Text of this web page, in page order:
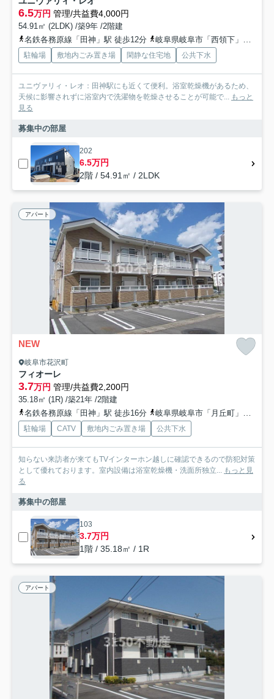
6.5万円 管理/共益費4,000円
54.91㎡ (2LDK) /築9年 /2階建
名鉄各務原線「田神」駅 徒歩12分
岐阜県岐阜市「西領下」バス停下車 徒歩4分
駐輪場 敷地内ごみ置き場 閑静な住宅地 公共下水
ユニヴァリィ・レオ：田神駅にも近くて便利。浴室乾燥機があるため、
天候に影響されずに浴室内で洗濯物を乾燥させることが可能で... もっと
見る
募集中の部屋
202
6.5万円
2階 / 54.91㎡ / 2LDK
アパート
NEW
岐阜市花沢町
フィオーレ
3.7万円 管理/共益費2,200円
35.18㎡ (1R) /築21年 /2階建
名鉄各務原線「田神」駅 徒歩16分
岐阜県岐阜市「月丘町」バス停下車 徒歩2分
駐輪場 CATV 敷地内ごみ置き場 公共下水
知らない来訪者が来てもTVインターホン越しに確認できるので防犯対策
として優れております。室内設備は浴室乾燥機・洗面所独立... もっと見
る
募集中の部屋
103
3.7万円
1階 / 35.18㎡ / 1R
アパート